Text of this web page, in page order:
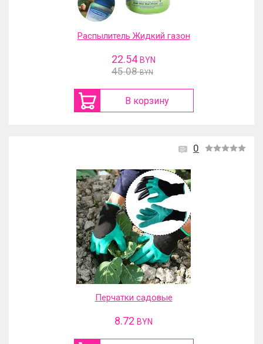
Распылитель Жидкий газон
22.54 BYN
45.08 BYN
В корзину
0
Перчатки садовые
8.72 BYN